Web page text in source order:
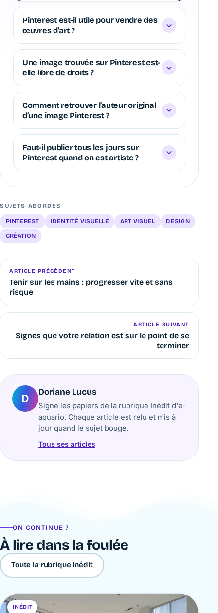
Pinterest est-il utile pour vendre des
œuvres d’art ?
Une image trouvée sur Pinterest est-
elle libre de droits ?
Comment retrouver l’auteur original
d’une image Pinterest ?
Faut-il publier tous les jours sur
Pinterest quand on est artiste ?
SUJETS ABORDÉS
PINTEREST IDENTITÉ VISUELLE ART VISUEL DESIGN
CRÉATION
ARTICLE PRÉCÉDENT
Tenir sur les mains : progresser vite et sans
risque
ARTICLE SUIVANT
Signes que votre relation est sur le point de se
terminer
D Doriane Lucus
Signe les papiers de la rubrique Inédit d'e-
aquario. Chaque article est relu et mis à
jour quand le sujet bouge.
Tous ses articles
ON CONTINUE ?
À lire dans la foulée
Toute la rubrique Inédit
INÉDIT